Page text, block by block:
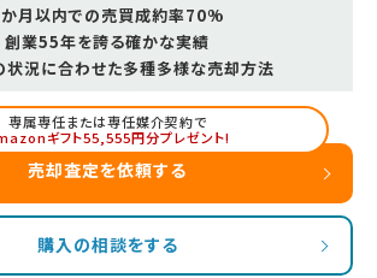
月以内での売買成約率70%
創業55年を誇る確かな実績
状況に合わせた多種多様な売却方法
専属専任または専任媒介契約で
ギフト55,555円分プレゼント!
売却査定を依頼する
購入の相談をする